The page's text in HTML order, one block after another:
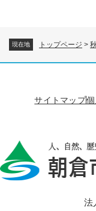
現在地 トップページ >
サイトマップ
法